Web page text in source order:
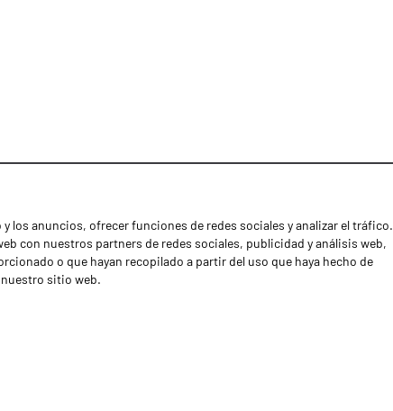
los anuncios, ofrecer funciones de redes sociales y analizar el tráfico.
con nuestros partners de redes sociales, publicidad y análisis web,
o que hayan recopilado a partir del uso que haya hecho de
sitio web.
Noticias
Distribuidores
Contactos